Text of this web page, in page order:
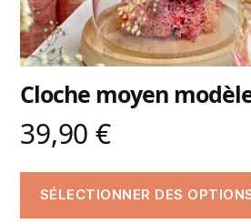
Cloche moyen
39,90 €
SÉLECTIONNER DES